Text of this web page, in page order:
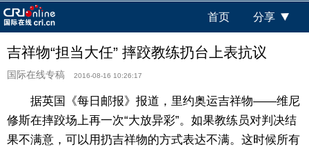
首页 分享
吉祥物“担当大任” 摔跤教练扔台上表抗议
国际在线专稿 2016-08-16 10:26:17
据英国《每日邮报》报道，里约奥运吉祥物——维尼
修斯在摔跤场上再一次“大放异彩”。如果教练员对判决结
果不满意，可以用扔吉祥物的方式表达不满。这时候所有